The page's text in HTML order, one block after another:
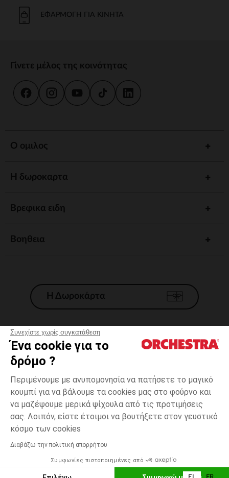
Συνεχίστε χωρίς συγκατάθεση
Ένα cookie για το
δρόμο ?
Περιμένουμε με ανυπομονησία να πατήσετε το μαγικό
κουμπί για να βάλουμε τα cookies μας στο φούρνο και
να μαζέψουμε μερικά ψίχουλα από τις προτιμήσεις
σας. Λοιπόν, είστε έτοιμοι να βουτήξετε στον γευστικό
κόσμο των cookies
Διαβάζω την πολιτική απορρήτου
Συμφωνίες πιστοποιημένες από
Πολύχρωμο
one
Δυνατότητα πληρωμής με
ΠΡΟΣΘΉΚΗ ΣΤΟ ΚΑΛΆΘΙ
ΕΦΑΡΜΟΓΉ ΓΙΑ ΚΙΝΗΤΆ
Γίνετε μέλος της κοινότητας
Ο ομιλος
Η δωροκαρτα
Βρεφικα ειδη
Βοηθεια
Η Δωροκάρτα
Γενικοί 'Οροι Πώλησης
*Εμπορικες προσφορες
Προσωπικά δεδομένα
Διαχείρηση των cookies
Προσβασιμότητα: μη συμμορφούμενη
H Orchestra συμμετέχει στον κωδικά δεοντολογίας και στο σύστημα
μεσολάβησης της Γαλλικής Ομοσπονδίας Ηλεκτρονικού Εμπορίου.